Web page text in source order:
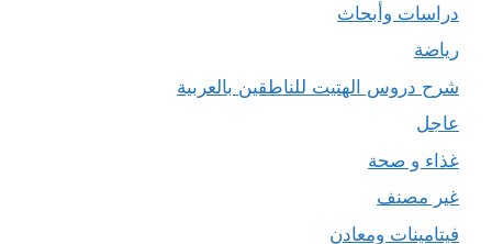
دراسات وأبحاث
رياضة
شرح دروس الهتيت للناطقين بالعربية
عاجل
غذاء و صحة
غير مصنف
فيتامينات ومعادن